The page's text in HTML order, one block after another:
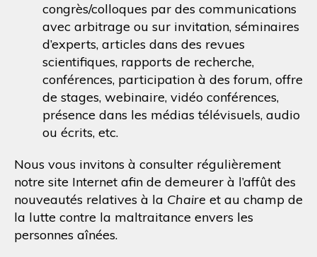
congrès/colloques par des communications
avec arbitrage ou sur invitation, séminaires
d’experts, articles dans des revues
scientifiques, rapports de recherche,
conférences, participation à des forum, offre
de stages, webinaire, vidéo conférences,
présence dans les médias télévisuels, audio
ou écrits, etc.
Nous vous invitons à consulter régulièrement
notre site Internet afin de demeurer à l’affût des
nouveautés relatives à la Chaire et au champ de
la lutte contre la maltraitance envers les
personnes aînées.